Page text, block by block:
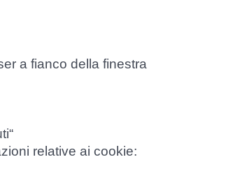
a fianco della finestra
relative ai cookie: